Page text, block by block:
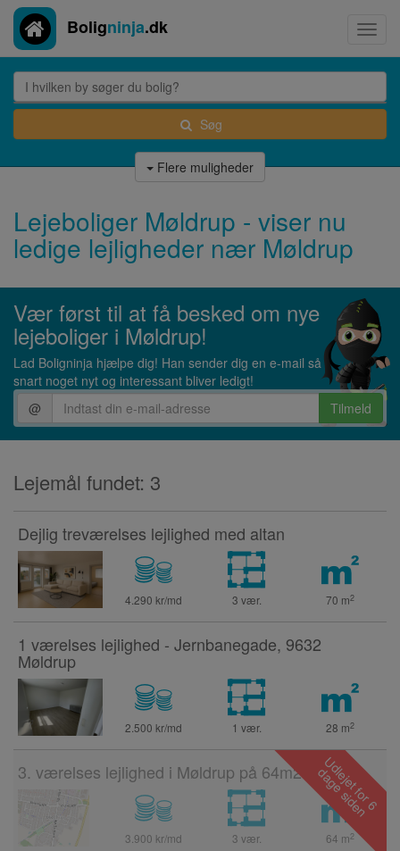
Boligninja.dk
Søg
Flere muligheder
Lejeboliger Møldrup - viser nu
ledige lejligheder nær Møldrup
Vær først til at få besked om nye
lejeboliger i Møldrup!
Lad Boligninja hjælpe dig! Han sender dig en e-mail så
snart noget nyt og interessant bliver ledigt!
@
Tilmeld
Lejemål fundet: 3
Dejlig treværelses lejlighed med altan
4.290 kr/md 3 vær. 70 m2
1 værelses lejlighed - Jernbanegade, 9632
Møldrup
2.500 kr/md 1 vær. 28 m2
3. værelses lejlighed i Møldrup på 64m2
3.900 kr/md 3 vær. 64 m2